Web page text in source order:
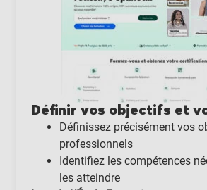
Définir vos objectifs et
Définissez précisément vos
professionnels
Identifiez les compétences
les atteindre